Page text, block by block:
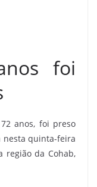
foi
anos, foi preso
nesta quinta-feira
região da Cohab,